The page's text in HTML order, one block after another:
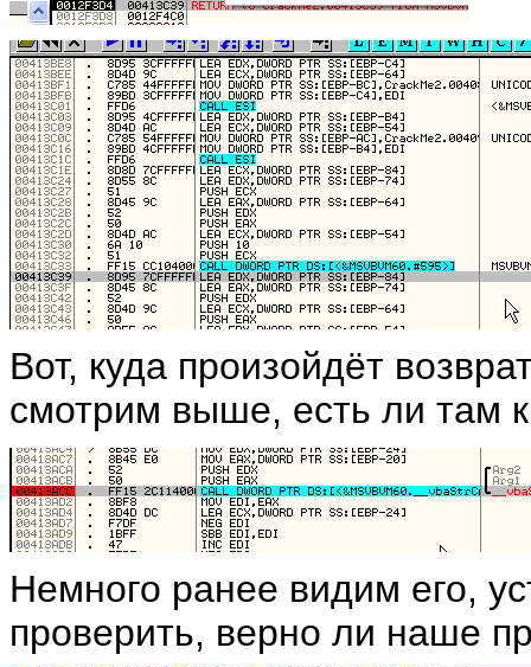
Вот, куда произойдёт
смотрим выше, есть ли там
Немного ранее видим его,
проверить, верно ли наше